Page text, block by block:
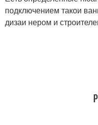
подключением такои
дизаи нером и